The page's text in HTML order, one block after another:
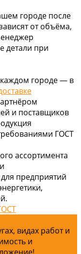
городе после
от объёма,
детали при
каждом городе — в
и поставщиков
ГОСТ
ассортимента
предприятий
видах работ и
и